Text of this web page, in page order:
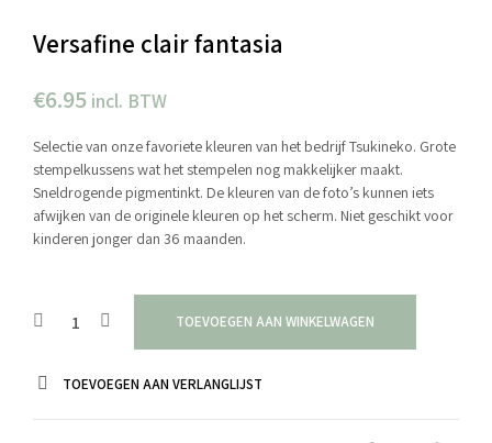
Versafine clair fantasia
€6.95 incl. BTW
Selectie van onze favoriete kleuren van het bedrijf Tsukineko. Grote
stempelkussens wat het stempelen nog makkelijker maakt.
Sneldrogende pigmentinkt. De kleuren van de foto’s kunnen iets
afwijken van de originele kleuren op het scherm. Niet geschikt voor
kinderen jonger dan 36 maanden.
TOEVOEGEN AAN WINKELWAGEN
TOEVOEGEN AAN VERLANGLIJST